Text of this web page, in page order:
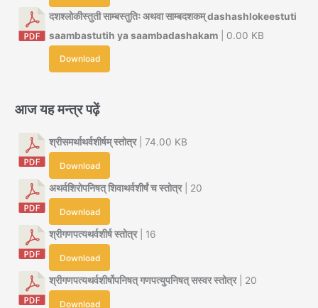
दशश्लोकीस्तुती साम्बस्तुतिः अथवा साम्बदशकम् dashashlokeestuti
saambastutih ya saambadashakam | 0.00 KB
Download
आज यह मन्त्र पढ़ें
श्रीसमर्थाथर्वशीर्षम् स्तोत्र| 74.00 KB
Download
अथर्वशिरोपनिषत् शिवाथर्वशीर्षं च स्तोत्र| 20
Download
श्रीगणपत्यथर्वशीर्ष स्तोत्र| 16
Download
श्रीगणपत्यथर्वशीर्षोपनिषत् गणपत्युपनिषत् सस्वर स्तोत्र| 20
Download